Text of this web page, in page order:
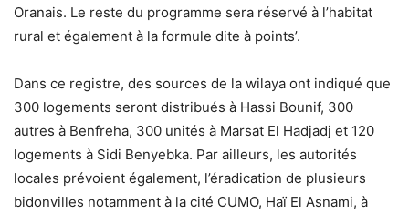
Oranais. Le reste du programme sera réservé à l’habitat
rural et également à la formule dite à points’.
Dans ce registre, des sources de la wilaya ont indiqué que
300 logements seront distribués à Hassi Bounif, 300
autres à Benfreha, 300 unités à Marsat El Hadjadj et 120
logements à Sidi Benyebka. Par ailleurs, les autorités
locales prévoient également, l’éradication de plusieurs
bidonvilles notamment à la cité CUMO, Haï El Asnami, à